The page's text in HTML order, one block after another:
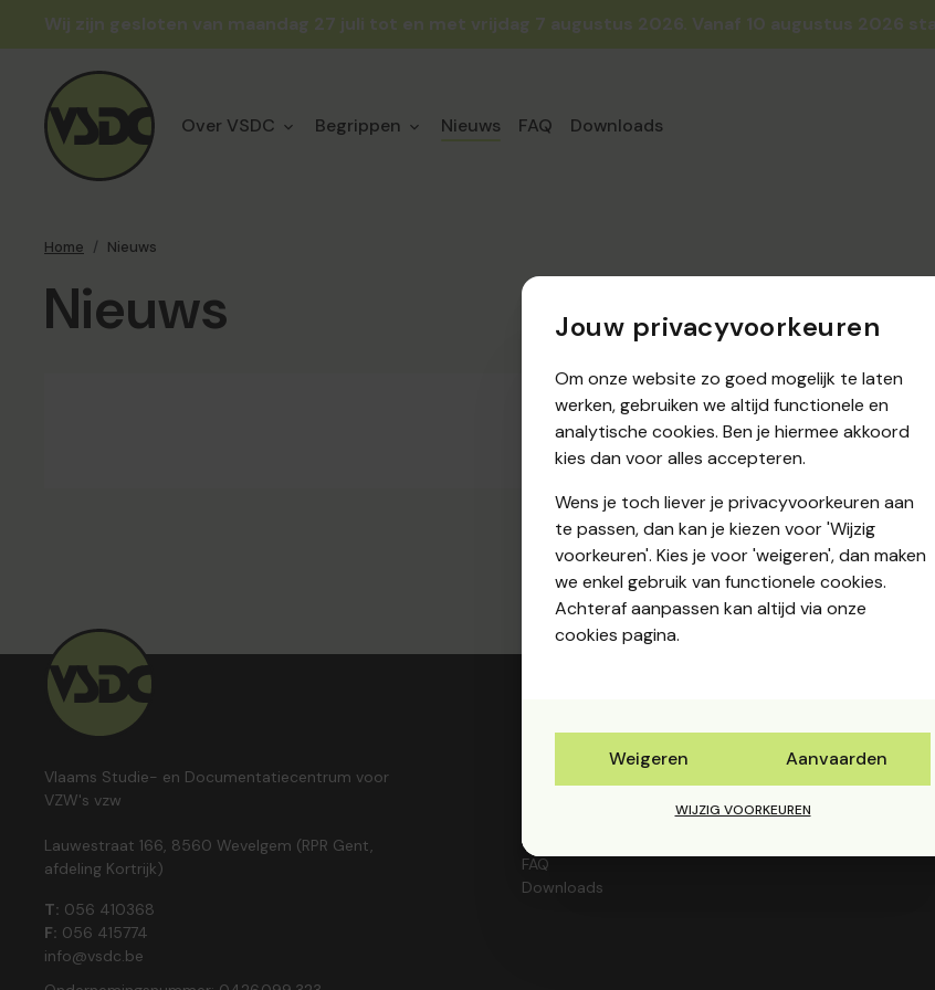
Wij zijn gesloten van maandag 27 juli tot en met vrijdag 7 augustus 2026. Vanaf 10 augustus 2026
Over VSDC Begrippen Nieuws FAQ Downloads
Home Nieuws
Nieuws
Er werden geen resultaten teruggevonden.
Vlaams Studie- en Documentatiecentrum voor
VZW's vzw
Lauwestraat 166, 8560 Wevelgem (RPR Gent,
afdeling Kortrijk)
T: 056 410368
F: 056 415774
info@vsdc.be
Nuttige links
Seminaries
FAQ
Downloads
Openingsuren
Maandag - donderdag:
Jouw privacyvoorkeuren
Om onze website zo goed mogelijk te laten
werken, gebruiken we altijd functionele en
analytische cookies. Ben je hiermee akkoord
kies dan voor alles accepteren.
Wens je toch liever je privacyvoorkeuren aan
te passen, dan kan je kiezen voor 'Wijzig
voorkeuren'. Kies je voor 'weigeren', dan maken
we enkel gebruik van functionele cookies.
Achteraf aanpassen kan altijd via onze
cookies pagina.
Weigeren Aanvaarden
WIJZIG VOORKEUREN